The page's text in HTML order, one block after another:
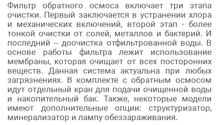
Фильтр обратного осмоса включает три этапа
очистки. Первый заключается в устранении хлора
и механических включений, второй этап - более
тонкой очистки от солей, металлов и бактерий. И
последний – доочистка отфильтрованной воды. В
основе работы фильтра лежит использование
мембраны, которая очищает от всех посторонних
веществ. Данная система актуальна при любых
загрязнениях. В комплекте с обратным осмосом
идут отдельный кран для подачи очищенной воды
и накопительный бак. Также, некоторые модели
имеют дополнительные опции: структуризатор,
минерализатор и лампу обеззараживания.